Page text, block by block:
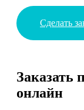
Сделать
Заказать
онлайн